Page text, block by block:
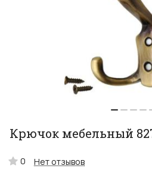
Крючок мебельный
0 Нет отзывов